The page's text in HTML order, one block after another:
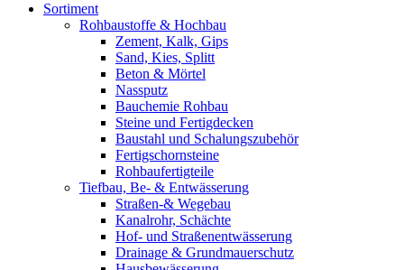
Sortiment
Rohbaustoffe & Hochbau
Zement, Kalk, Gips
Sand, Kies, Splitt
Beton & Mörtel
Nassputz
Bauchemie Rohbau
Steine und Fertigdecken
Baustahl und Schalungszubehör
Fertigschornsteine
Rohbaufertigteile
Tiefbau, Be- & Entwässerung
Straßen-& Wegebau
Kanalrohr, Schächte
Hof- und Straßenentwässerung
Drainage & Grundmauerschutz